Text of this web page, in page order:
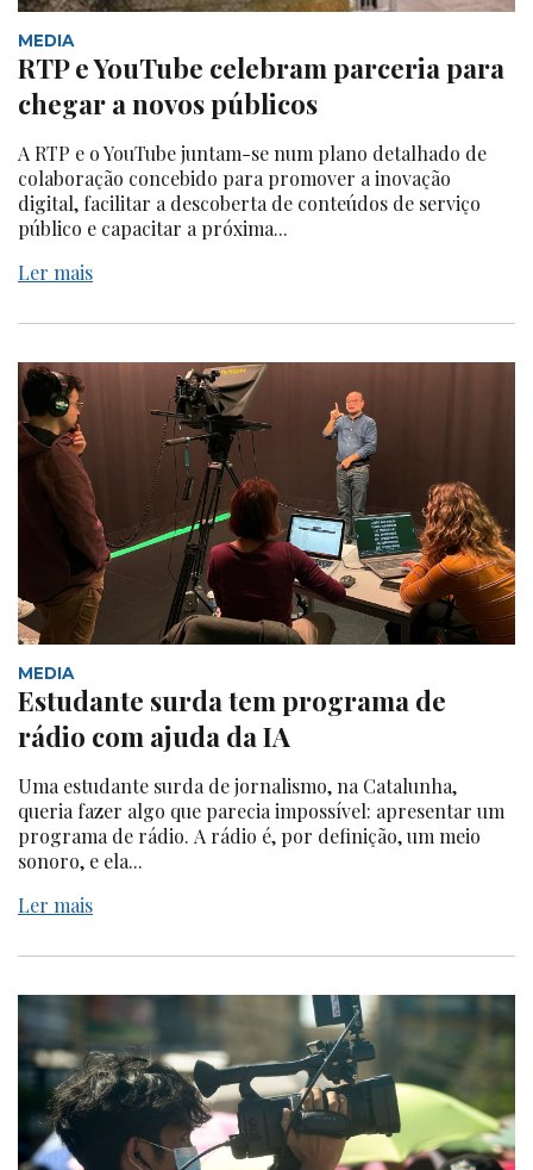
MEDIA
RTP e YouTube celebram parceria para
chegar a novos públicos
A RTP e o YouTube juntam-se num plano detalhado de
colaboração concebido para promover a inovação
digital, facilitar a descoberta de conteúdos de serviço
público e capacitar a próxima...
Ler mais
MEDIA
Estudante surda tem programa de
rádio com ajuda da IA
Uma estudante surda de jornalismo, na Catalunha,
queria fazer algo que parecia impossível: apresentar um
programa de rádio. A rádio é, por definição, um meio
sonoro, e ela...
Ler mais